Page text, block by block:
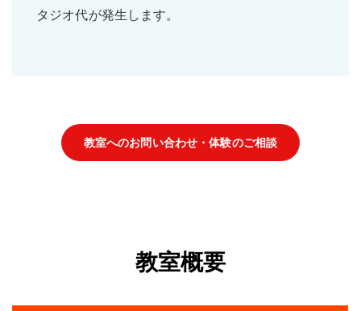
タジオ代が発生します。
教室へのお問い合わせ・体験のご相談
教室概要